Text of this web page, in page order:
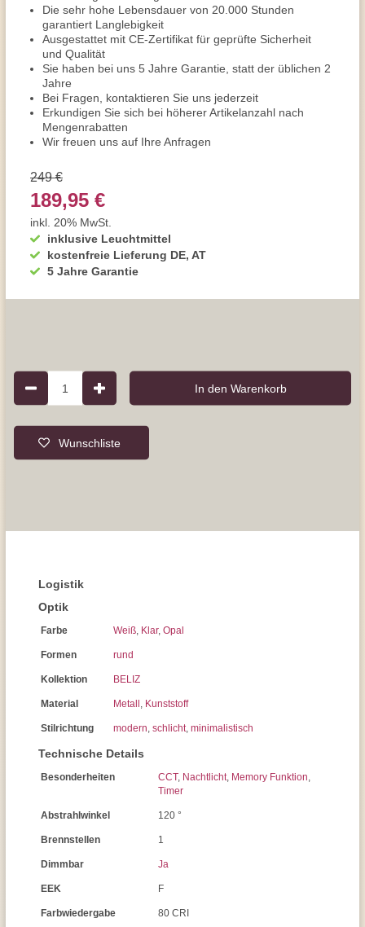
Die sehr hohe Lebensdauer von 20.000 Stunden
garantiert Langlebigkeit
Ausgestattet mit CE-Zertifikat für geprüfte Sicherheit
und Qualität
Sie haben bei uns 5 Jahre Garantie, statt der üblichen 2
Jahre
Bei Fragen, kontaktieren Sie uns jederzeit
Erkundigen Sie sich bei höherer Artikelanzahl nach
Mengenrabatten
Wir freuen uns auf Ihre Anfragen
inklusive Leuchtmittel
kostenfreie Lieferung DE, AT
5 Jahre Garantie
249 €
189,95 €
inkl. 20% MwSt.
1 In den Warenkorb
Wunschliste
Logistik
Optik
Farbe Weiß, Klar, Opal
Formen rund
Kollektion BELIZ
Material Metall , Kunststoff
Stilrichtung modern, schlicht, minimalistisch
Technische Details
Besonderheiten CCT, Nachtlicht, Memory Funktion,
Timer
Abstrahlwinkel 120 °
Brennstellen 1
Dimmbar Ja
EEK F
Farbwiedergabe 80 CRI